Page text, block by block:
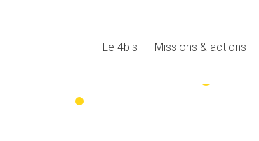
Le 4bis Missions & actions